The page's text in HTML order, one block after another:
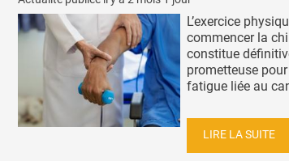
L’exercice
commencer la
constitue
prometteuse
fatigue liée au
LIRE LA SUITE